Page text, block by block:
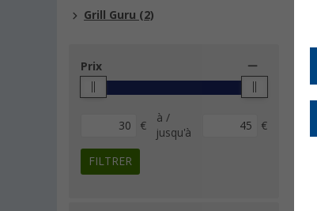
Grill Guru (2)
Prix
€
à /
jusqu'à
€
FILTRER